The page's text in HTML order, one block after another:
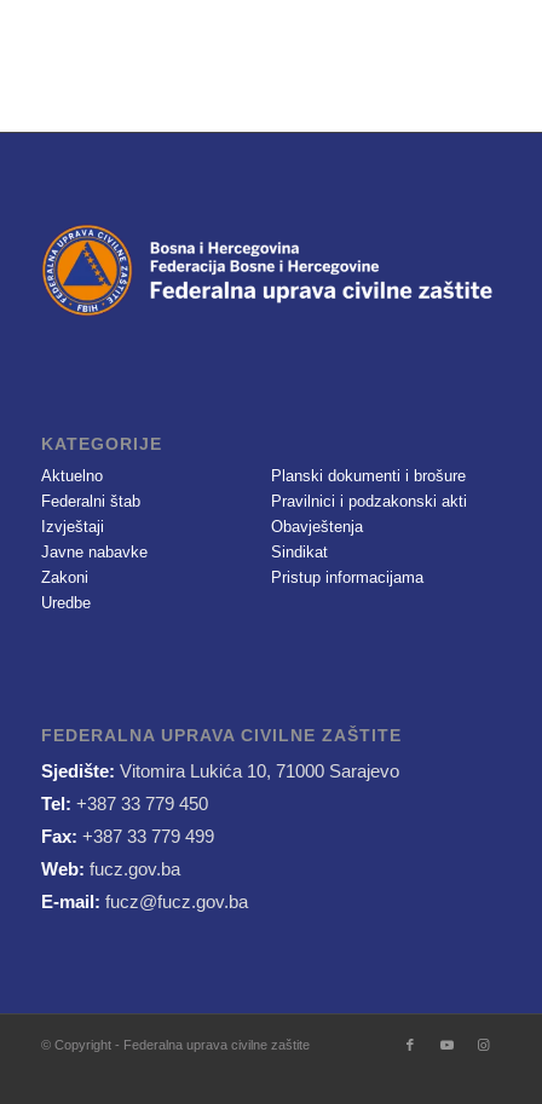
KATEGORIJE
Aktuelno
Federalni štab
Izvještaji
Javne nabavke
Zakoni
Uredbe
Planski dokumenti i brošure
Pravilnici i podzakonski akti
Obavještenja
Sindikat
Pristup informacijama
FEDERALNA UPRAVA CIVILNE ZAŠTITE
Sjedište: Vitomira Lukića 10, 71000 Sarajevo
Tel: +387 33 779 450
Fax: +387 33 779 499
Web: fucz.gov.ba
E-mail: fucz@fucz.gov.ba
© Copyright - Federalna uprava civilne zaštite